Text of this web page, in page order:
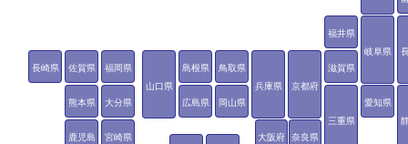
福井県
岐阜県
愛知県
三重県
滋賀県
京都府
大阪府
兵庫県
奈良県
鳥取県
島根県
岡山県
広島県
山口県
福岡県
佐賀県
長崎県
熊本県 大分県
宮崎県
鹿児島